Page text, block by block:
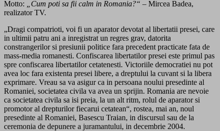
Motto: „Cum poti sa fii calm in Romania?“ – Mircea Badea,
realizator TV.
„Dragi compatrioti, voi fi un aparator devotat al libertatii presei, care
in ultimii patru ani a inregistrat un regres grav, datorita
constrangerilor si presiunii politice fara precedent practicate fata de
mass-media romanesti. Confiscarea libertatilor presei este primul pas
spre confiscarea libertatilor cetatenesti. Victoriile democratiei nu pot
avea loc fara existenta presei libere, a dreptului la cuvant si la libera
exprimare. Vreau sa va asigur ca in persoana noului presedinte al
Romaniei, societatea civila va avea un sprijin. Romania are nevoie
ca societatea civila sa isi preia, la un alt ritm, rolul de aparator si
promotor al drepturilor fiecarui cetatean“, rostea, mai an, noul
presedinte al Romaniei, Basescu Traian, in discursul sau de la
ceremonia de depunere a juramantului, in decembrie 2004.